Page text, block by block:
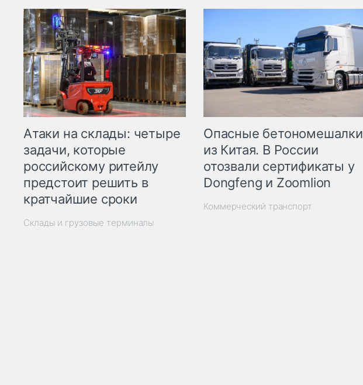
Атаки на склады: четыре
задачи, которые
российскому ритейлу
предстоит решить в
кратчайшие сроки
Склады и грузовые терминалы
Опасные бетономешалки
из Китая. В России
отозвали сертификаты у
Dongfeng и Zoomlion
Коммерческий транспорт